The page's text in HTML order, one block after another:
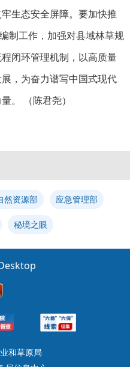
生态安全屏障。要加快推
制工作，加强对县域林草规
闭环管理机制，以高质量
，为奋力谱写中国式现代
。 （陈君尧）
然资源部 应急管理部
秘境之眼
和草原局